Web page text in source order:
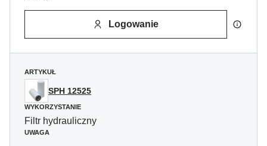
Logowanie
ARTYKUŁ
SPH 12525
WYKORZYSTANIE
Filtr hydrauliczny
UWAGA